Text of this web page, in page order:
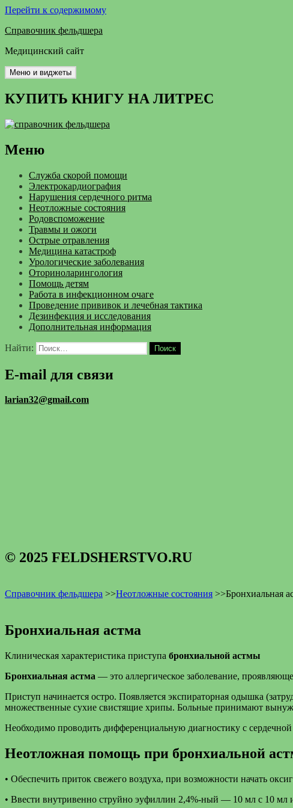
Перейти к содержимому
Справочник фельдшера
Медицинский сайт
Меню и виджеты
КУПИТЬ КНИГУ НА ЛИТРЕС
Меню
Служба скорой помощи
Электрокардиография
Нарушения сердечного ритма
Неотложные состояния
Родовспоможение
Травмы и ожоги
Острые отравления
Медицина катастроф
Урологические заболевания
Оториноларингология
Помощь детям
Работа в инфекционном очаге
Проведение прививок и лечебная тактика
Дезинфекция и исследования
Дополнительная информация
Найти:
E-mail для связи
larian32@gmail.com
© 2025 FELDSHERSTVO.RU
Справочник фельдшера >>Неотложные состояния >>Бронхиальная
Бронхиальная астма
Клиническая характеристика приступа бронхиальной астмы
Бронхиальная астма — это аллергическое заболевание,
Приступ начинается остро. Появляется экспираторная одышка
множественные сухие свистящие хрипы. Больные принимают
Необходимо проводить дифференциальную диагностику с
Неотложная помощь при бронхиальной
• Обеспечить приток свежего воздуха, при возможности начать
• Ввести внутривенно струйно эуфиллин 2,4%-ный — 10 мл с 10 мл